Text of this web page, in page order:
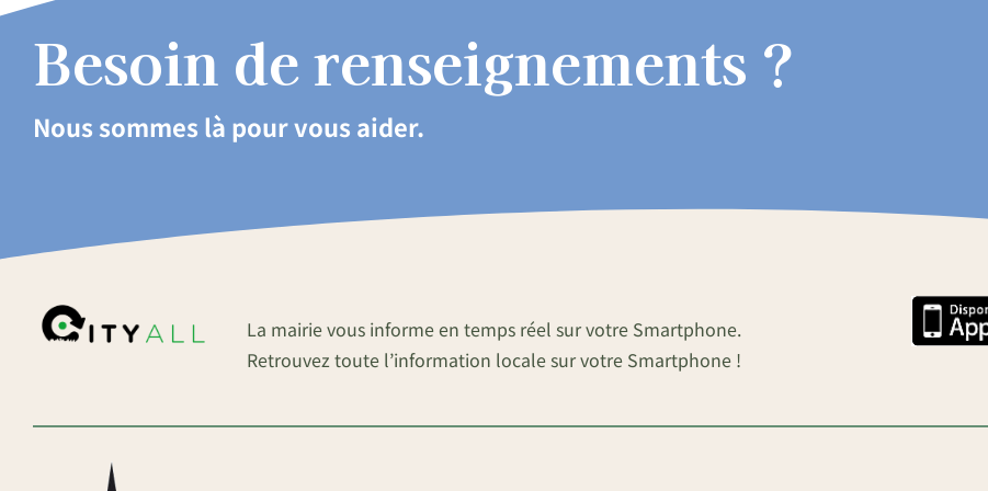
Besoin de renseignements ?
Nous sommes là pour vous aider.
La mairie vous informe en temps réel sur votre Smartphone.
Retrouvez toute l’information locale sur votre Smartphone !